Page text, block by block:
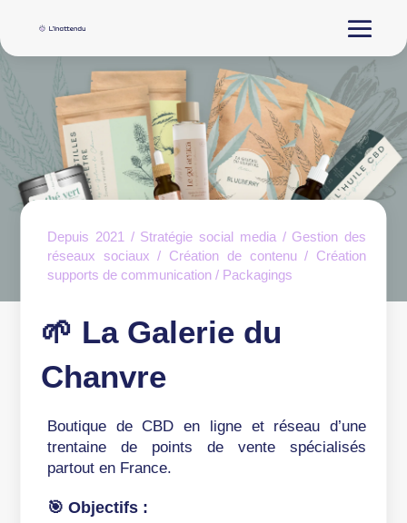
Depuis 2021 / Stratégie social media / Gestion des
réseaux sociaux / Création de contenu / Création
supports de communication / Packagings
🌱 La Galerie du
Chanvre
Boutique de CBD en ligne et réseau d’une
trentaine de points de vente spécialisés
partout en France.
🎯 Objectifs :